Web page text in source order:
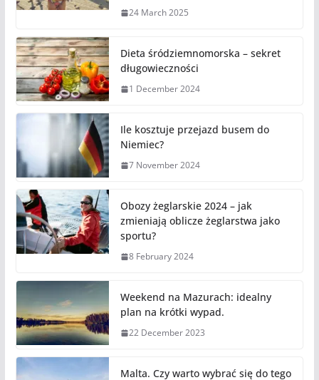
24 March 2025
Dieta śródziemnomorska – sekret
długowieczności
1 December 2024
Ile kosztuje przejazd busem do
Niemiec?
7 November 2024
Obozy żeglarskie 2024 – jak
zmieniają oblicze żeglarstwa jako
sportu?
8 February 2024
Weekend na Mazurach: idealny
plan na krótki wypad.
22 December 2023
Malta. Czy warto wybrać się do tego